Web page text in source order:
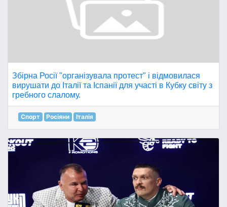
Збірна Росії "організувала протест" і відмовилася
вирушати до Італії та Іспанії для участі в Кубку світу з
гребного слалому.
Спорт Росіяни Італія